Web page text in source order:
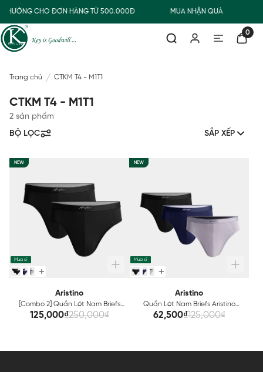
THƯỜNG CHO ĐƠN HÀNG TỪ 500.000Đ MUA NHẬN QUÀ
0
Trang chủ CTKM T4 - M1T1
CTKM T4 - M1T1
2 sản phẩm
BỘ LỌC
SẮP XẾP
NEW
Mua sỉ
Aristino
[Combo 2] Quần Lót Nam Briefs
Aristino ABF006EDP02
125,000₫250,000₫
NEW
Mua sỉ
Aristino
Quần Lót Nam Briefs Aristino
ABF006EDP01
62,500₫125,000₫